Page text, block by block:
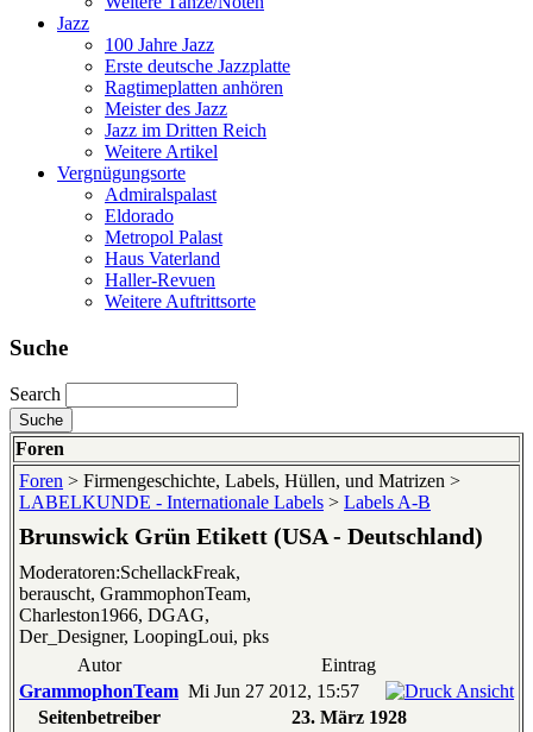
Jazz
100 Jahre Jazz
Erste deutsche Jazzplatte
Ragtimeplatten anhören
Meister des Jazz
Jazz im Dritten Reich
Weitere Artikel
Vergnügungsorte
Admiralspalast
Eldorado
Metropol Palast
Haus Vaterland
Haller-Revuen
Weitere Auftrittsorte
Suche
Search
Foren
Foren > Firmengeschichte, Labels, Hüllen, und Matrizen >
LABELKUNDE - Internationale Labels > Labels A-B
Brunswick Grün Etikett (USA - Deutschland)
Moderatoren:SchellackFreak,
berauscht, GrammophonTeam,
Charleston1966, DGAG,
Der_Designer, LoopingLoui, pks
Autor
Eintrag
GrammophonTeam Mi Jun 27 2012, 15:57
Seitenbetreiber
23. März 1928